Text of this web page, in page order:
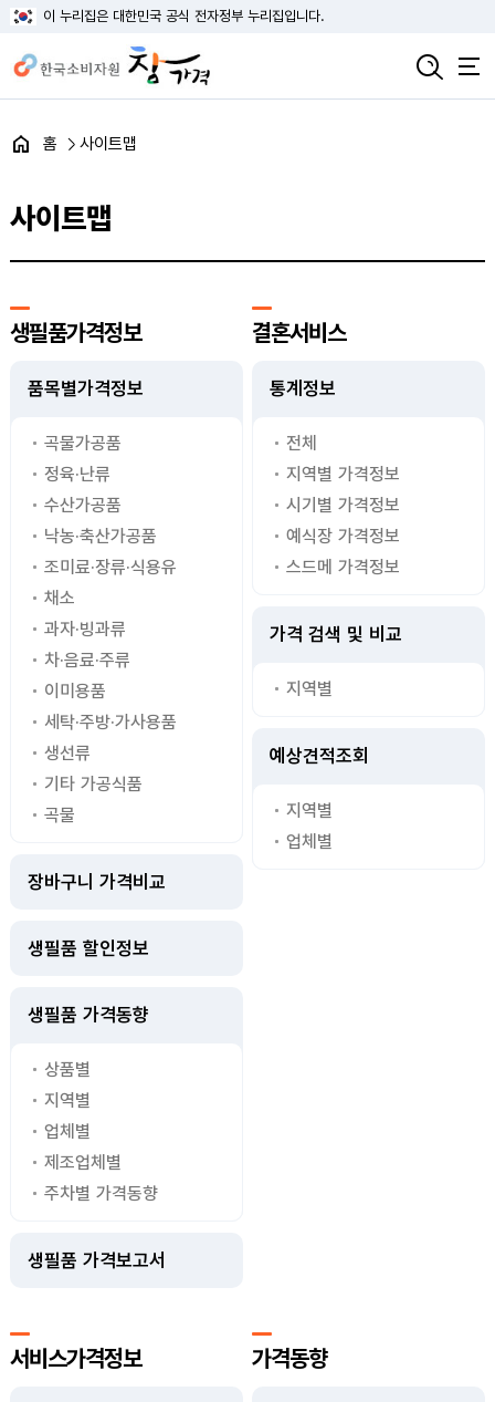
이 누리집은 대한민국 공식 전자정부 누리집입니다.
홈 사이트맵
사이트맵
생필품가격정보
품목별가격정보
곡물가공품
정육·난류
수산가공품
낙농·축산가공품
조미료·장류·식용유
채소
과자·빙과류
차·음료·주류
이미용품
세탁·주방·가사용품
생선류
기타 가공식품
곡물
장바구니 가격비교
생필품 할인정보
생필품 가격동향
상품별
지역별
업체별
제조업체별
주차별 가격동향
생필품 가격보고서
결혼서비스
통계정보
전체
지역별 가격정보
시기별 가격정보
예식장 가격정보
스드메 가격정보
가격 검색 및 비교
지역별
예상견적조회
지역별
업체별
서비스가격정보 가격동향